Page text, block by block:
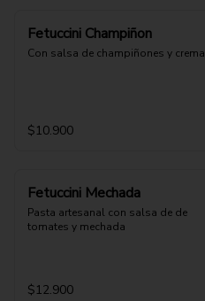
Fetuccini Champiñon
Con salsa de champiñones y crema
$10.900
Fetuccini Mechada
Pasta artesanal con salsa de de
tomates y mechada
$12.900